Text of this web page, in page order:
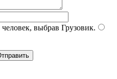
выбрав Грузовик.